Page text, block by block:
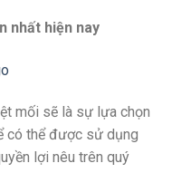
nhất hiện nay
mối sẽ là sự lựa chọn
có thể được sử dụng
lợi nêu trên quý